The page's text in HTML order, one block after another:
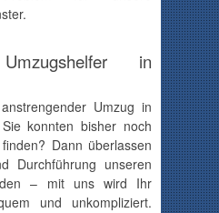
in
Umzug in
konnten bisher noch
Dann überlassen
Durchführung unseren
– mit uns wird Ihr
und unkompliziert.